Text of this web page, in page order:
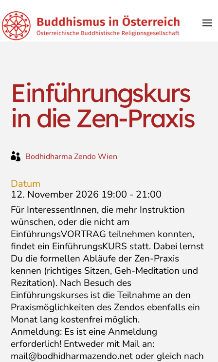
Einführungskurs
in die Zen-Praxis
 Bodhidharma Zendo Wien
Datum
12. November 2026 19:00 - 21:00
Für InteressentInnen, die mehr Instruktion
wünschen, oder die nicht am
EinführungsVORTRAG teilnehmen konnten,
findet ein EinführungsKURS statt. Dabei lernst
Du die formellen Abläufe der Zen-Praxis
kennen (richtiges Sitzen, Geh-Meditation und
Rezitation). Nach Besuch des
Einführungskurses ist die Teilnahme an den
Praxismöglichkeiten des Zendos ebenfalls ein
Monat lang kostenfrei möglich.
Anmeldung: Es ist eine Anmeldung
erforderlich! Entweder mit Mail an:
mail@bodhidharmazendo.netoder gleich nach